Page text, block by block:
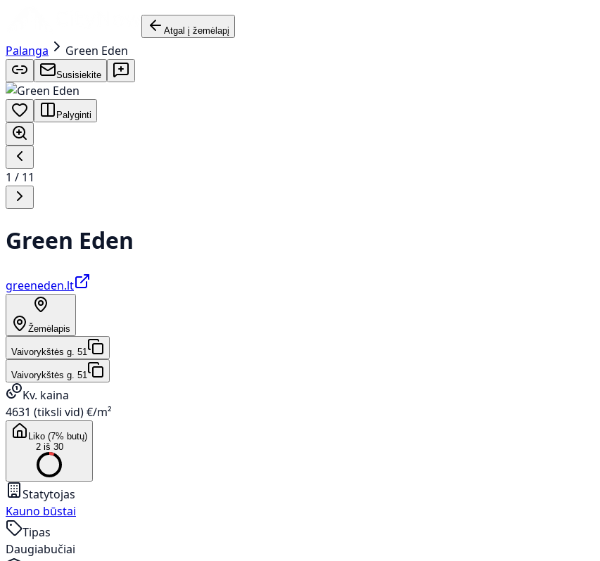
Atgal į žemėlapį
Palanga Green Eden
Susisiekite
Palyginti
1 / 11
Green Eden
greeneden.lt
Žemėlapis
Vaivorykštės g. 51
Vaivorykštės g. 51
Kv. kaina
4631 (tiksli vid) €/m²
Liko (7% butų)
2 iš 30
Statytojas
Kauno būstai
Tipas
Daugiabučiai